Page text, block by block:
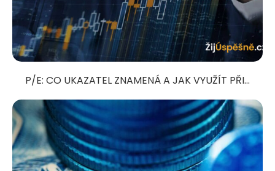
P/E: CO UKAZATEL ZNAMENÁ A JAK VYUŽÍT PŘI...